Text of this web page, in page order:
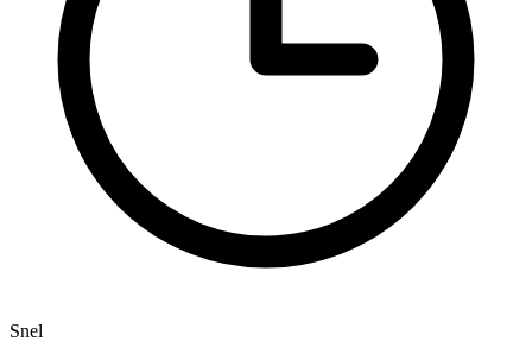
Snel